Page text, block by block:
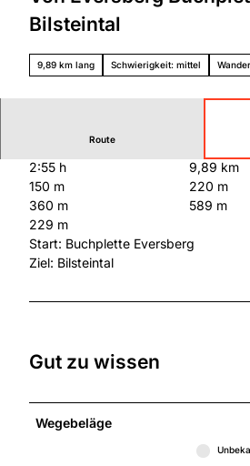
Genießen
etter
Unterweg
s mit
Überbli
Grimm
ssen
Bilsteintal
9,89 km lang Schwierigkeit: mittel
Route
2:55 h
9,89 km
150 m
220 m
360 m
589 m
229 m
Start: Buchplette Eversberg
Ziel: Bilsteintal
Gut zu wissen
Wegebeläge